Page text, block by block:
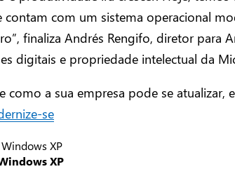
com um sistema operacional
finaliza Andrés Rengifo, diretor para
digitais e propriedade intelectual da
como a sua empresa pode se atualizar,
se
XP